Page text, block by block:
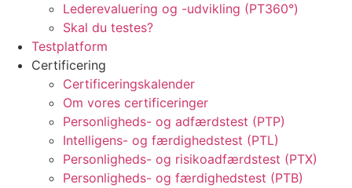
Lederevaluering og -udvikling (PT360°)
Skal du testes?
Testplatform
Certificering
Certificeringskalender
Om vores certificeringer
Personligheds- og adfærdstest (PTP)
Intelligens- og færdighedstest (PTL)
Personligheds- og risikoadfærdstest (PTX)
Personligheds- og færdighedstest (PTB)